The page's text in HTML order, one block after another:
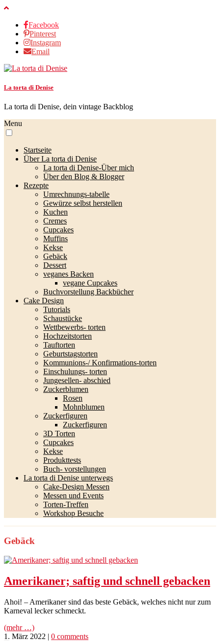
Facebook
Pinterest
Instagram
Email
La torta di Denise
La torta di Denise, dein vintage Backblog
Menu
Startseite
Über La torta di Denise
La torta di Denise-Über mich
Über den Blog & Blogger
Rezepte
Umrechnungs-tabelle
Gewürze selbst herstellen
Kuchen
Cremes
Cupcakes
Muffins
Kekse
Gebäck
Dessert
veganes Backen
vegane Cupcakes
Buchvorstellung Backbücher
Cake Design
Tutorials
Schaustücke
Wettbewerbs- torten
Hochzeitstorten
Tauftorten
Geburtstagstorten
Kommunions-/ Konfirmations-torten
Einschulungs- torten
Jungesellen- abschied
Zuckerblumen
Rosen
Mohnblumen
Zuckerfiguren
Zuckerfiguren
3D Torten
Cupcakes
Kekse
Produkttests
Buch- vorstellungen
La torta di Denise unterwegs
Cake-Design Messen
Messen und Events
Torten-Treffen
Workshop Besuche
Gebäck
Amerikaner; saftig und schnell gebacken
Ahoi! – Amerikaner sind das beste Gebäck, welches nicht nur zum
Karneval lecker schmeckt.
(mehr …)
1. März 2022 | 0 comments